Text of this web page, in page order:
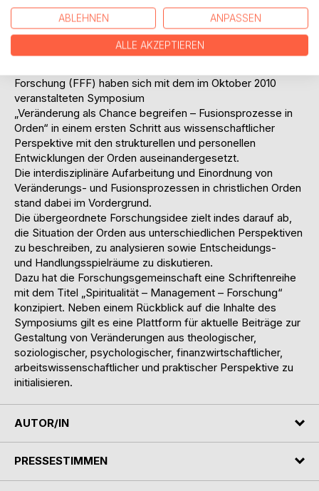
Herausforderungen zu bewältigen bzw. modern
gesprochen zu managen.
Das Institut für Kirche, Management und Spiritualität
(IKMS) an der Philosophisch-Theologischen Hochschule
Forschung (FFF) haben sich mit dem im Oktober 2010
veranstalteten Symposium
„Veränderung als Chance begreifen – Fusionsprozesse in
Orden“ in einem ersten Schritt aus wissenschaftlicher
Perspektive mit den strukturellen und personellen
Entwicklungen der Orden auseinandergesetzt.
Die interdisziplinäre Aufarbeitung und Einordnung von
Veränderungs- und Fusionsprozessen in christlichen Orden
stand dabei im Vordergrund.
Die übergeordnete Forschungsidee zielt indes darauf ab,
die Situation der Orden aus unterschiedlichen Perspektiven
zu beschreiben, zu analysieren sowie Entscheidungs-
und Handlungsspielräume zu diskutieren.
Dazu hat die Forschungsgemeinschaft eine Schriftenreihe
mit dem Titel „Spiritualität – Management – Forschung“
konzipiert. Neben einem Rückblick auf die Inhalte des
Symposiums gilt es eine Plattform für aktuelle Beiträge zur
Gestaltung von Veränderungen aus theologischer,
soziologischer, psychologischer, finanzwirtschaftlicher,
arbeitswissenschaftlicher und praktischer Perspektive zu
initialisieren.
AUTOR/IN
PRESSESTIMMEN
ABLEHNEN ANPASSEN
ALLE AKZEPTIEREN